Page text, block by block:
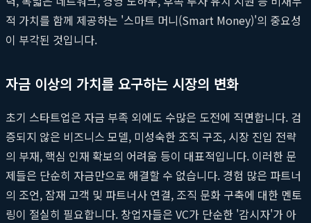
적 가치를 함께 제공하는 '스마트 머니(Smart Money)'의 중요성
이 부각된 것입니다.
자금 이상의 가치를 요구하는 시장의 변화
초기 스타트업은 자금 부족 외에도 수많은 도전에 직면합니다. 검
증되지 않은 비즈니스 모델, 미성숙한 조직 구조, 시장 진입 전략
의 부재, 핵심 인재 확보의 어려움 등이 대표적입니다. 이러한 문
제들은 단순히 자금만으로 해결할 수 없습니다. 경험 많은 파트너
의 조언, 잠재 고객 및 파트너사 연결, 조직 문화 구축에 대한 멘토
링이 절실히 필요합니다. 창업자들은 VC가 단순한 '감시자'가 아